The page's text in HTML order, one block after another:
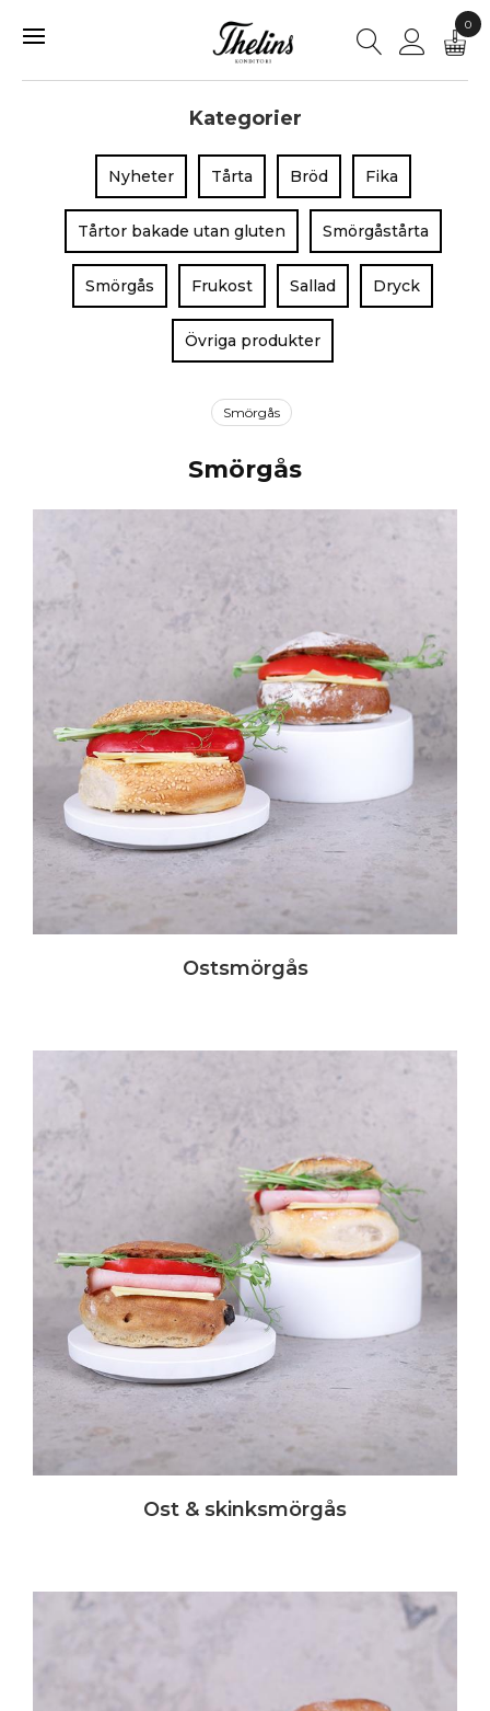
0
Kategorier
Nyheter Tårta Bröd Fika
Tårtor bakade utan gluten Smörgåstårta
Smörgås Frukost Sallad Dryck
Övriga produkter
Smörgås
Smörgås
Ostsmörgås
Ost & skinksmörgås